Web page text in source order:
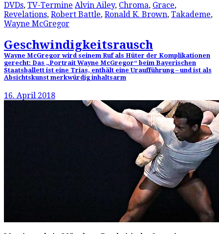
DVDs, TV-Termine Alvin Ailey, Chroma, Grace,
Revelations, Robert Battle, Ronald K. Brown, Takademe,
Wayne McGregor
Geschwindigkeitsrausch
Wayne McGregor wird seinem Ruf als Hüter der Komplikationen
gerecht: Das „Portrait Wayne McGregor“ beim Bayerischen
Staatsballett ist eine Trias, enthält eine Uraufführung – und ist als
Absichtskunst merkwürdig inhaltsarm
16. April 2018